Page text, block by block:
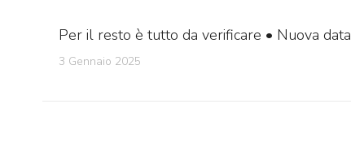
Per il resto è tutto da verificare • Nuova data
3 Gennaio 2025